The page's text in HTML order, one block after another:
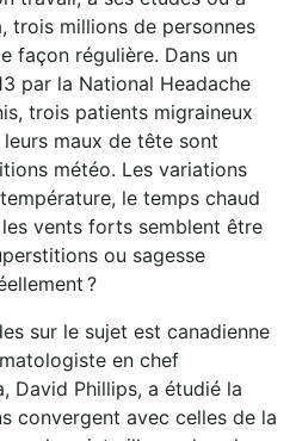
trois millions de personnes
façon régulière. Dans un
par la National Headache
trois patients migraineux
maux de tête sont
météo. Les variations
le temps chaud
vents forts semblent être
ou sagesse
?
sur le sujet est canadienne
en chef
David Phillips, a étudié la
convergent avec celles de la